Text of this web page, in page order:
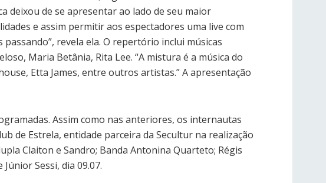
deixou de se apresentar ao lado de seu maior
e assim permitir aos espectadores uma live com
revela ela. O repertório inclui músicas
Maria Betânia, Rita Lee. “A mistura é a música do
Etta James, entre outros artistas.” A apresentação
Assim como nas anteriores, os internautas
de Estrela, entidade parceira da Secultur na realização
Claiton e Sandro; Banda Antonina Quarteto; Régis
Sessi, dia 09.07.